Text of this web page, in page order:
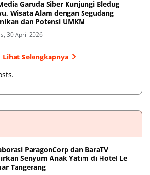
Garuda Siber Kunjungi Bledug
Wisata Alam dengan Segudang
dan Potensi UMKM
30 April 2026
Lihat Selengkapnya
ParagonCorp dan BaraTV
Senyum Anak Yatim di Hotel Le
Tangerang